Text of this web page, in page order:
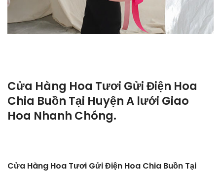
Cửa Hàng Hoa Tươi Gửi Điện Hoa
Chia Buồn Tại Huyện A lưới Giao
Hoa Nhanh Chóng.
Cửa Hàng Hoa Tươi Gửi Điện Hoa Chia Buồn Tại